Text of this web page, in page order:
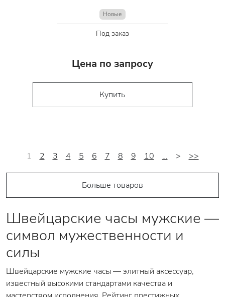
Новые
Под заказ
Цена по запросу
Купить
1 2 3 4 5 6 7 8 9 10 … > >>
Больше товаров
Швейцарские часы мужские —
символ мужественности и
силы
Швейцарские мужские часы — элитный аксессуар,
известный высокими стандартами качества и